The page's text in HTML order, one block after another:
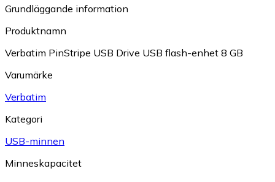
Grundläggande information
Produktnamn
Verbatim PinStripe USB Drive USB flash-enhet 8 GB
Varumärke
Verbatim
Kategori
USB-minnen
Minneskapacitet